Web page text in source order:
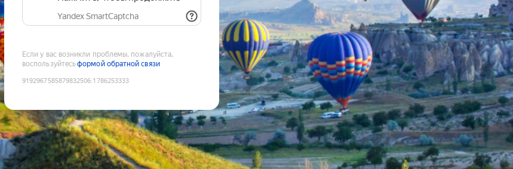
Yandex SmartCaptcha
Если у вас возникли проблемы, пожалуйста,
воспользуйтесьформой обратной связи
9192967585879832506:1786253333